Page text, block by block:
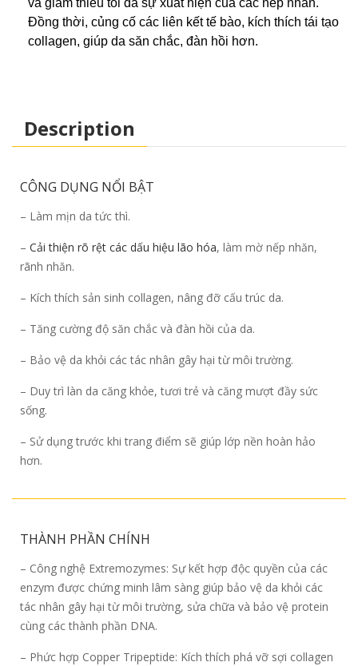
và giảm thiểu tối đa sự xuất hiện của các nếp nhăn.
Đồng thời, củng cố các liên kết tế bào, kích thích tái tạo
collagen, giúp da săn chắc, đàn hồi hơn.
Description
CÔNG DỤNG NỔI BẬT
– Làm mịn da tức thì.
– Cải thiện rõ rệt các dấu hiệu lão hóa, làm mờ nếp nhăn,
rãnh nhăn.
– Kích thích sản sinh collagen, nâng đỡ cấu trúc da.
– Tăng cường độ săn chắc và đàn hồi của da.
– Bảo vệ da khỏi các tác nhân gây hại từ môi trường.
– Duy trì làn da căng khỏe, tươi trẻ và căng mượt đầy sức
sống.
– Sử dụng trước khi trang điểm sẽ giúp lớp nền hoàn hảo
hơn.
THÀNH PHẦN CHÍNH
– Công nghệ Extremozymes: Sự kết hợp độc quyền của các
enzym được chứng minh lâm sàng giúp bảo vệ da khỏi các
tác nhân gây hại từ môi trường, sửa chữa và bảo vệ protein
cùng các thành phần DNA.
– Phức hợp Copper Tripeptide: Kích thích phá vỡ sợi collagen